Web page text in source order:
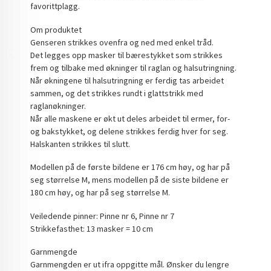
favorittplagg.
Om produktet
Genseren strikkes ovenfra og ned med enkel tråd.
Det legges opp masker til bærestykket som strikkes
frem og tilbake med økninger til raglan og halsutringning.
Når økningene til halsutringning er ferdig tas arbeidet
sammen, og det strikkes rundt i glattstrikk med
raglanøkninger.
Når alle maskene er økt ut deles arbeidet til ermer, for-
og bakstykket, og delene strikkes ferdig hver for seg.
Halskanten strikkes til slutt.
Modellen på de første bildene er 176 cm høy, og har på
seg størrelse M, mens modellen på de siste bildene er
180 cm høy, og har på seg størrelse M.
Veiledende pinner: Pinne nr 6, Pinne nr 7
Strikkefasthet: 13 masker = 10 cm
Garnmengde
Garnmengden er ut ifra oppgitte mål. Ønsker du lengre